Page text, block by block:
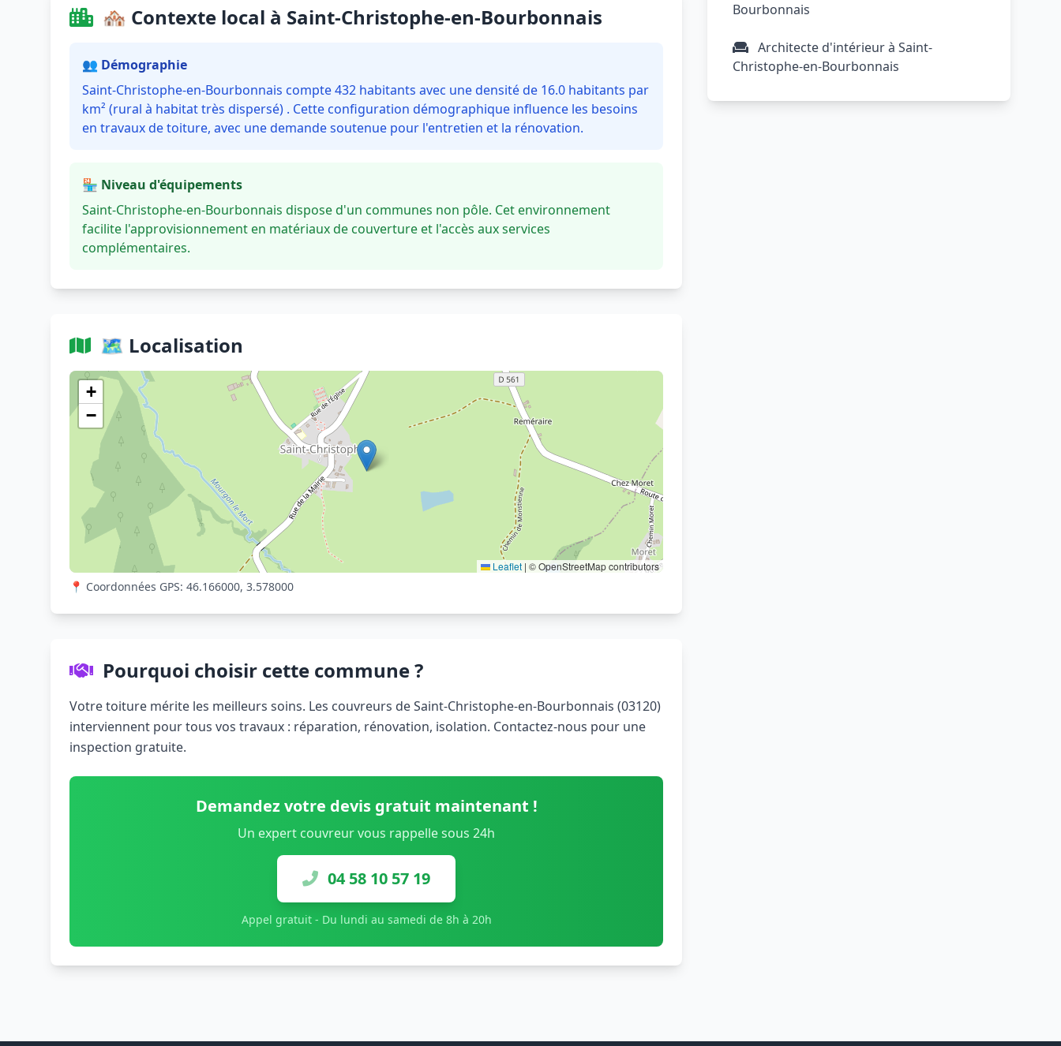
🏘️ Contexte local à Saint-Christophe-en-Bourbonnais
👥 Démographie
Saint-Christophe-en-Bourbonnais compte 432 habitants avec une densité de 16.0 habitants par
km² (rural à habitat très dispersé) . Cette configuration démographique influence les besoins
en travaux de toiture, avec une demande soutenue pour l'entretien et la rénovation.
🏪 Niveau d'équipements
Saint-Christophe-en-Bourbonnais dispose d'un communes non pôle. Cet environnement
facilite l'approvisionnement en matériaux de couverture et l'accès aux services
complémentaires.
🗺️ Localisation
+
−
Leaflet | © OpenStreetMap contributors
Voir sur OpenStreetMap
📍 Coordonnées GPS: 46.166000, 3.578000
Pourquoi choisir cette commune ?
Votre toiture mérite les meilleurs soins. Les couvreurs de Saint-Christophe-en-Bourbonnais (03120)
interviennent pour tous vos travaux : réparation, rénovation, isolation. Contactez-nous pour une
inspection gratuite.
Demandez votre devis gratuit maintenant !
Un expert couvreur vous rappelle sous 24h
04 58 10 57 19
Appel gratuit - Du lundi au samedi de 8h à 20h
Bourbonnais
Architecte d'intérieur à Saint-
Christophe-en-Bourbonnais